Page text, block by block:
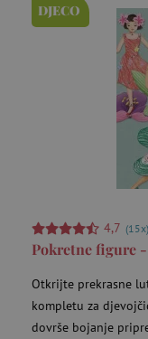
DJECO
4,7 (15x)
Pokretne figure
Otkrijte prekrasne
kompletu za
dovrše bojanje